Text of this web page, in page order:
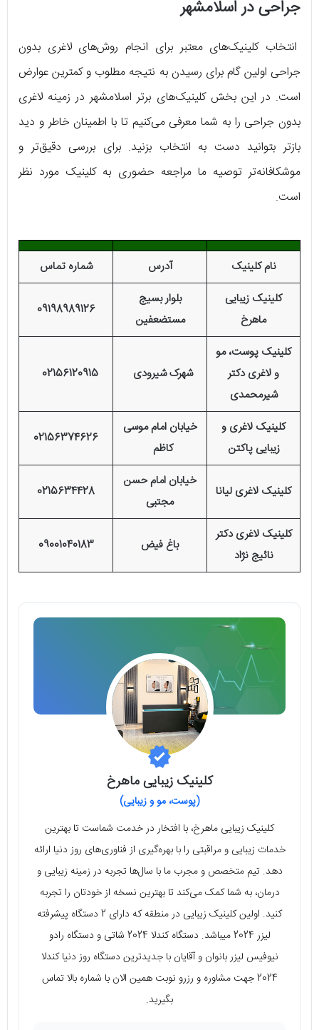
جراحی در اسلامشهر
انتخاب کلینیک‌های معتبر برای انجام روش‌های لاغری بدون
جراحی اولین گام برای رسیدن به نتیجه مطلوب و کمترین عوارض
است. در این بخش کلینیک‌های برتر اسلامشهر در زمینه لاغری
بدون جراحی را به شما معرفی می‌کنیم تا با اطمینان خاطر و دید
بازتر بتوانید دست به انتخاب بزنید. برای بررسی دقیق‌تر و
موشکافانه‌تر توصیه ما مراجعه حضوری به کلینیک مورد نظر
است.
نام کلینیک آدرس
شماره تماس
کلینیک زیبایی
ماهرخ
بلوار بسیج
مستضعفین
09198989126
کلینیک پوست، مو
و لاغری دکتر
شیرمحمدی
شهرک شیرودی 02156120915
کلینیک لاغری و
زیبایی پاکتن
خیابان امام موسی
کاظم
02156374626
کلینیک لاغری لیانا
خیابان امام حسن
مجتبی
0215634428
کلینیک لاغری دکتر
نائیج نژاد
باغ فیض 09001040183
کلینیک زیبایی ماهرخ
(پوست، مو و زیبایی)
کلینیک زیبایی ماهرخ، با افتخار در خدمت شماست تا بهترین
خدمات زیبایی و مراقبتی را با بهره‌گیری از فناوری‌های روز دنیا ارائه
دهد. تیم متخصص و مجرب ما با سال‌ها تجربه در زمینه زیبایی و
درمان، به شما کمک می‌کند تا بهترین نسخه از خودتان را تجربه
کنید. اولین کلینیک زیبایی در منطقه که دارای 2 دستگاه پیشرفته
لیزر 2024 میباشد. دستگاه کندلا 2024 شاتی و دستگاه رادو
نیوفیس لیزر بانوان و آقایان با جدیدترین دستگاه روز دنیا کندلا
2024 جهت مشاوره و رزرو نوبت همین الان با شماره بالا تماس
بگیرید.